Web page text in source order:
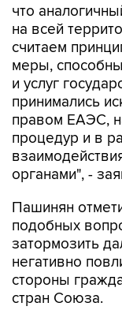
считаем
меры,
и услуг
принимались
правом ЕАЭС,
процедур и в
органами", -
Пашинян
затормозить
негативно
стороны
стран Союза.
"В конечном